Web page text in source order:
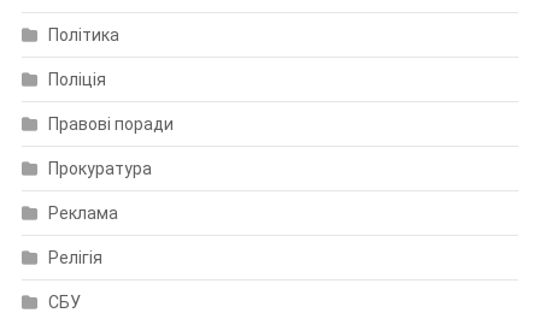
Політика
Поліція
Правові поради
Прокуратура
Реклама
Релігія
СБУ